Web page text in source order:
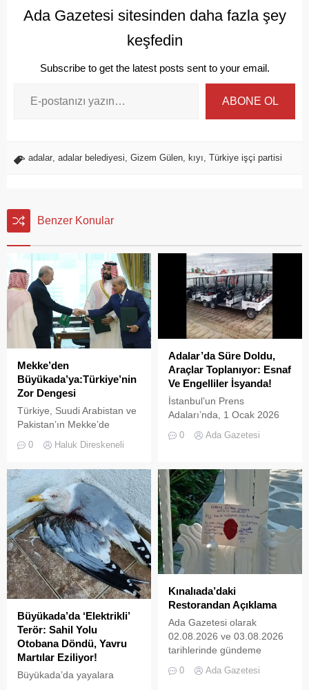
Ada Gazetesi sitesinden daha fazla şey
keşfedin
Subscribe to get the latest posts sent to your email.
ABONE OL
adalar adalar belediyesi Gizem Gülen kıyı Türkiye işçi partisi
Benzer Konular
Mekke’den
Büyükada’ya:Türkiye’nin
Zor Dengesi
Türkiye, Suudi Arabistan ve
Pakistan’ın Mekke’de
Anlaşması, bölgesel
bir dönemin işareti olabilir.
Anlaşmayı şimdiden “İslam
NATO’su” olarak
tanımlamak için erken.
Ancak Türkiye açısından
önemli olan, Ankara’nın aynı
anda NATO üyesi olması,
Suudi Arabistan ve
Pakistan’la savunma
İran’la yaklaşık dört yüzyıllık
bir...
0 Haluk Direskeneli
Adalar’da Süre Doldu,
Araçlar Toplanıyor: Esnaf
Ve Engelliler İsyanda!
İstanbul’un Prens
Adaları’nda, 1 Ocak 2026
tarihinde yürürlüğe giren ve
L2 sınıfı (3 tekerlekli)
kullanımını yasaklayan
UKOME kararının ardından
tanınan ek süre sona erdi.
İki kez uzatılarak 31
Temmuz 2026 tarihine
kadar esnetilen sürenin
dolmasıyla birlikte, Adalar
genelinde emniyet ve zabıta
araçların toplatılma
işlemlerine başlandı....
0 Ada Gazetesi
Büyükada’da ‘Elektrikli’
Terör: Sahil Yolu
Otobana Döndü, Yavru
Martılar Eziliyor!
Büyükada’da yayalara
Kınalıada’daki
Restorandan Açıklama
Ada Gazetesi olarak
02.08.2026 ve 03.08.2026
tarihlerinde gündeme
getirdiğimiz “Kınalıada’da
Ruhsatsız Alkol Satan
0 Ada Gazetesi